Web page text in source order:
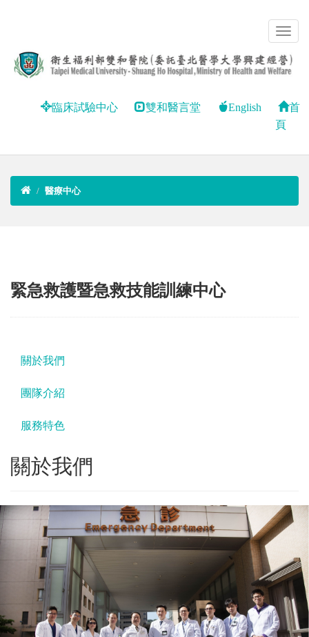
臨床試驗中心 雙和醫言堂 English
首
頁
醫療中心
緊急救護暨急救技能訓練中心
關於我們
團隊介紹
服務特色
關於我們